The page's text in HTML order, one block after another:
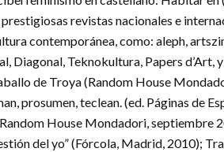
revistas nacionales e
contemporánea, como: aleph,
Diagonal, Teknokultura, Papers d’Art,
de Troya (Random House
prosumen, teclean. (ed. Páginas de
House Mondadori, septiembre
del yo” (Fórcola, Madrid, 2010);